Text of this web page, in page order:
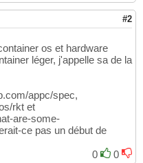
#2
os et hardware
léger, j'appelle sa de la
appc/spec,
rkt et
are-some-
ce pas un début de
0
0